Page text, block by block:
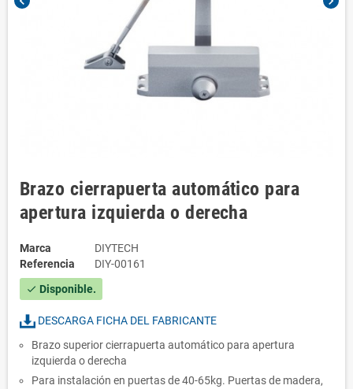
Brazo cierrapuerta automático para
apertura izquierda o derecha
Marca
DIYTECH
Referencia
DIY-00161
check Disponible.
DESCARGA FICHA DEL FABRICANTE
Brazo superior cierrapuerta automático para apertura
izquierda o derecha
Para instalación en puertas de 40-65kg. Puertas de madera,